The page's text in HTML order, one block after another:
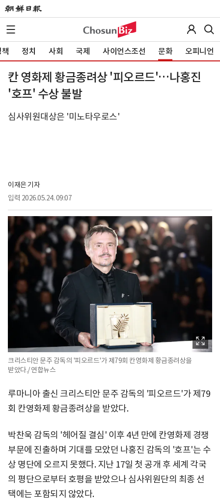
정치 사회 국제 사이언스조선 문화 오피니언
칸 영화제 황금종려상 '피오르드'…나홍진
'호프' 수상 불발
심사위원대상은 '미노타우로스'
이재은 기자
입력 2026.05.24. 09:07
크리스티안 문주 감독의 '피오르드'가 제79회 칸영화제 황금종려상을
받았다./ 연합뉴스
루마니아 출신 크리스티안 문주 감독의 '피오르드'가 제79
회 칸영화제 황금종려상을 받았다.
박찬욱 감독의 '헤어질 결심' 이후 4년 만에 칸영화제 경쟁
부문에 진출하며 기대를 모았던 나홍진 감독의 '호프'는 수
상 명단에 오르지 못했다. 지난 17일 첫 공개 후 세계 각국
의 평단으로부터 호평을 받았으나 심사위원단의 최종 선
택에는 포함되지 않았다.